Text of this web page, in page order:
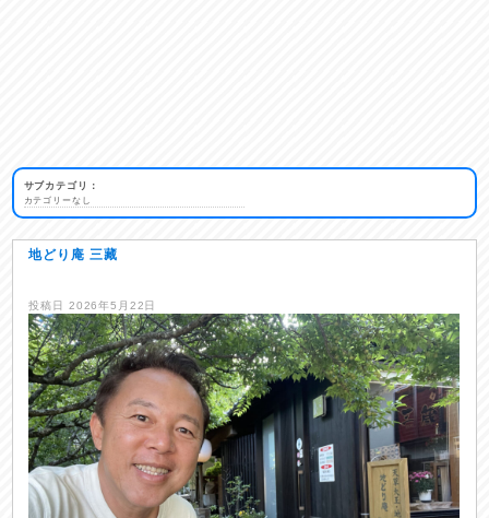
サブカテゴリ：
カテゴリーなし
地どり庵 三藏
投稿日 2026年5月22日